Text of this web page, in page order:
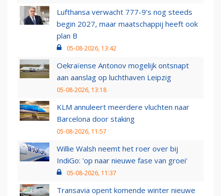
Lufthansa verwacht 777-9’s nog steeds
begin 2027, maar maatschappij heeft ook
plan B
05-08-2026, 13:42
Oekraïense Antonov mogelijk ontsnapt
aan aanslag op luchthaven Leipzig
05-08-2026, 13:18
KLM annuleert meerdere vluchten naar
Barcelona door staking
05-08-2026, 11:57
Willie Walsh neemt het roer over bij
IndiGo: 'op naar nieuwe fase van groei'
05-08-2026, 11:37
Transavia opent komende winter nieuwe